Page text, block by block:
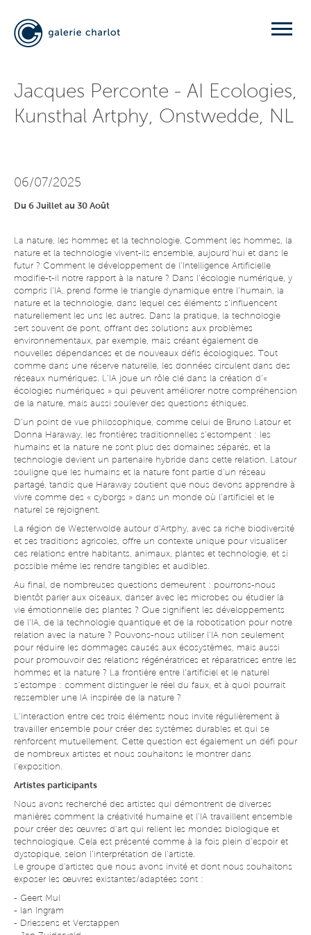
Jacques Perconte - AI Ecologies,
Kunsthal Artphy, Onstwedde, NL
06/07/2025
Du 6 Juillet au 30 Août
La nature, les hommes et la technologie. Comment les hommes, la
nature et la technologie vivent-ils ensemble, aujourd’hui et dans le
futur ? Comment le développement de l’Intelligence Artificielle
modifie-t-il notre rapport à la nature ? Dans l’écologie numérique, y
compris l’IA, prend forme le triangle dynamique entre l’humain, la
nature et la technologie, dans lequel ces éléments s’influencent
naturellement les uns les autres. Dans la pratique, la technologie
sert souvent de pont, offrant des solutions aux problèmes
environnementaux, par exemple, mais créant également de
nouvelles dépendances et de nouveaux défis écologiques. Tout
comme dans une réserve naturelle, les données circulent dans des
réseaux numériques. L’IA joue un rôle clé dans la création d’«
écologies numériques » qui peuvent améliorer notre compréhension
de la nature, mais aussi soulever des questions éthiques.
D’un point de vue philosophique, comme celui de Bruno Latour et
Donna Haraway, les frontières traditionnelles s’estompent : les
humains et la nature ne sont plus des domaines séparés, et la
technologie devient un partenaire hybride dans cette relation. Latour
souligne que les humains et la nature font partie d’un réseau
partagé, tandis que Haraway soutient que nous devons apprendre à
vivre comme des « cyborgs » dans un monde où l’artificiel et le
naturel se rejoignent.
La région de Westerwolde autour d'Artphy, avec sa riche biodiversité
et ses traditions agricoles, offre un contexte unique pour visualiser
ces relations entre habitants, animaux, plantes et technologie, et si
possible même les rendre tangibles et audibles.
Au final, de nombreuses questions demeurent : pourrons-nous
bientôt parler aux oiseaux, danser avec les microbes ou étudier la
vie émotionnelle des plantes ? Que signifient les développements
de l’IA, de la technologie quantique et de la robotisation pour notre
relation avec la nature ? Pouvons-nous utiliser l’IA non seulement
pour réduire les dommages causés aux écosystèmes, mais aussi
pour promouvoir des relations régénératrices et réparatrices entre les
hommes et la nature ? La frontière entre l’artificiel et le naturel
s’estompe : comment distinguer le réel du faux, et à quoi pourrait
ressembler une IA inspirée de la nature ?
L’interaction entre ces trois éléments nous invite régulièrement à
travailler ensemble pour créer des systèmes durables et qui se
renforcent mutuellement. Cette question est également un défi pour
de nombreux artistes et nous souhaitons le montrer dans
l’exposition.
Artistes participants
Nous avons recherché des artistes qui démontrent de diverses
manières comment la créativité humaine et l’IA travaillent ensemble
pour créer des œuvres d’art qui relient les mondes biologique et
technologique. Cela est présenté comme à la fois plein d’espoir et
dystopique, selon l’interprétation de l’artiste.
Le groupe d'artistes que nous avons invité et dont nous souhaitons
exposer les œuvres existantes/adaptées sont :
- Geert Mul
- Ian Ingram
- Driessens et Verstappen